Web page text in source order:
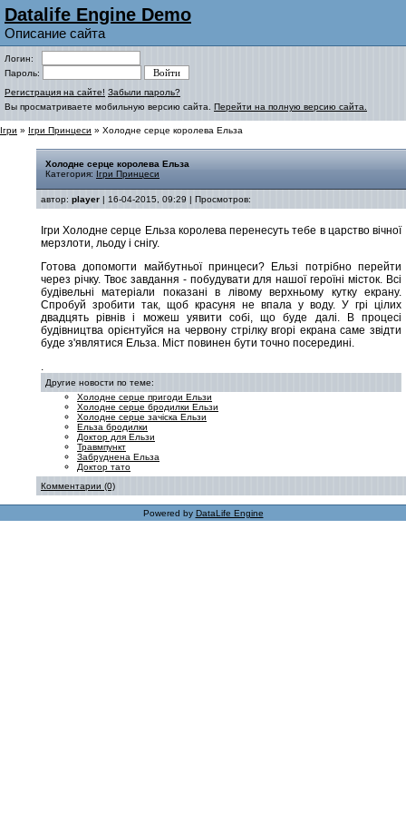
Datalife Engine Demo
Описание сайта
Логин:
Пароль:
Регистрация на сайте! Забыли пароль?
Вы просматриваете мобильную версию сайта. Перейти на полную версию сайта.
Ігри » Ігри Принцеси » Холодне серце королева Ельза
Холодне серце королева Ельза
Категория: Ігри Принцеси
автор: player | 16-04-2015, 09:29 | Просмотров:
Ігри Холодне серце Ельза королева перенесуть тебе в царство вічної
мерзлоти, льоду і снігу.
Готова допомогти майбутньої принцеси? Ельзі потрібно перейти
через річку. Твоє завдання - побудувати для нашої героїні місток. Всі
будівельні матеріали показані в лівому верхньому кутку екрану.
Спробуй зробити так, щоб красуня не впала у воду. У грі цілих
двадцять рівнів і можеш уявити собі, що буде далі. В процесі
будівництва орієнтуйся на червону стрілку вгорі екрана саме звідти
буде з'являтися Ельза. Міст повинен бути точно посередині.
.
Другие новости по теме:
Холодне серце пригоди Ельзи
Холодне серце бродилки Ельзи
Холодне серце зачіска Ельзи
Ельза бродилки
Доктор для Ельзи
Травмпункт
Забруднена Ельза
Доктор тато
Комментарии (0)
Powered by DataLife Engine